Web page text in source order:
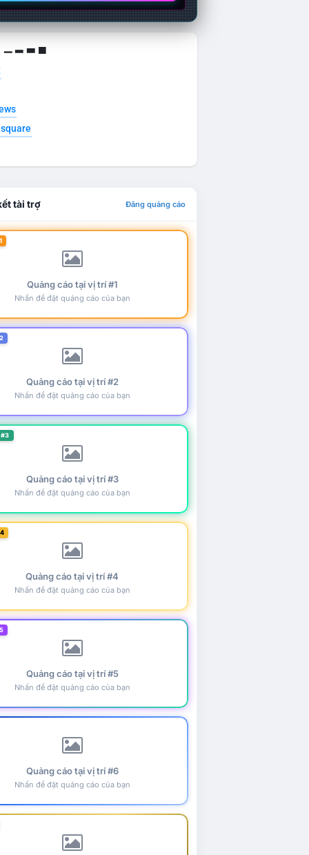
▁ ▂ ▃ ▄
tài trợ Đăng quảng cáo
Quảng cáo tại vị trí #1
Nhấn để đặt quảng cáo của bạn
Quảng cáo tại vị trí #2
Nhấn để đặt quảng cáo của bạn
Quảng cáo tại vị trí #3
Nhấn để đặt quảng cáo của bạn
Quảng cáo tại vị trí #4
Nhấn để đặt quảng cáo của bạn
Quảng cáo tại vị trí #5
Nhấn để đặt quảng cáo của bạn
Quảng cáo tại vị trí #6
Nhấn để đặt quảng cáo của bạn